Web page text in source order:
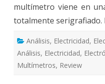
multímetro viene en
totalmente serigrafiado.
Análisis, Electricidad,
Análisis, Electricidad,
Multímetros, Review